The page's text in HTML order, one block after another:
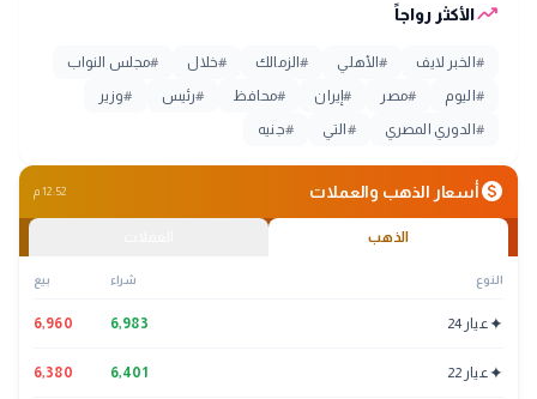
trending_upالأكثر رواجاً
#الخبر لايف #الأهلي #الزمالك #خلال #مجلس النواب
#اليوم #مصر #إيران #محافظ #رئيس #وزير
#الدوري المصري #التي #جنيه
monetization_onأسعار الذهب والعملات 12:52 م
الذهب
النوع شراء بيع
✦ عيار 24 6,983
6,960
✦ عيار 22 6,401
6,380